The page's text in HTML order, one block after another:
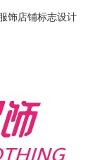
饰店铺标志设计